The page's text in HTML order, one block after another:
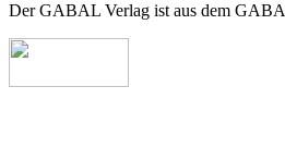
Der GABAL Verlag ist aus dem